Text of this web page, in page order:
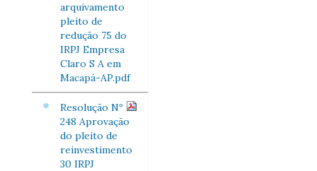
arquivamento
pleito de
redução 75 do
IRPJ Empresa
Claro S A em
Macapá-AP.pdf
Resolução Nº
248 Aprovação
do pleito de
reinvestimento
30 IRPJ